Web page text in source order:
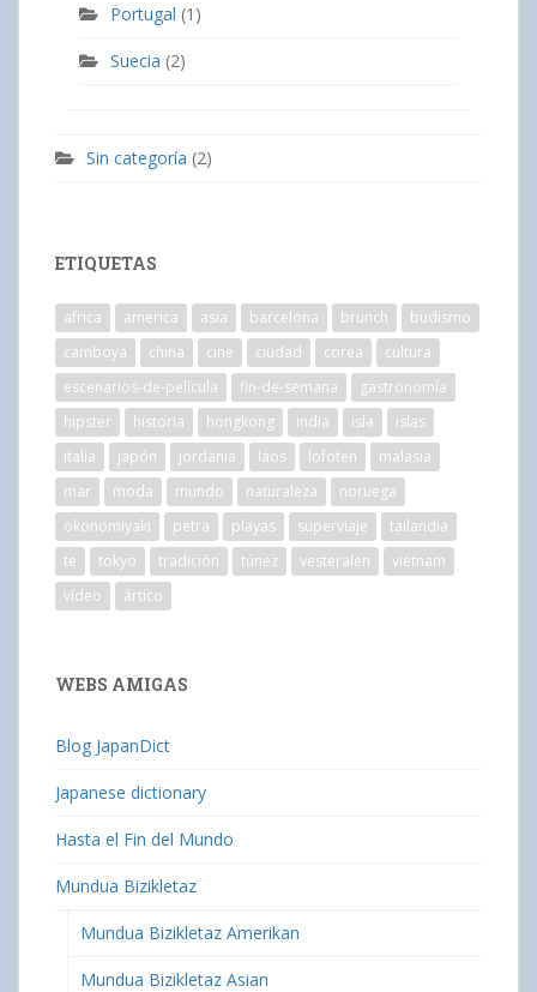
Portugal (1)
Suecia (2)
Sin categoría (2)
ETIQUETAS
africa america asia barcelona brunch
budismo
camboya
china cine ciudad corea
cultura
escenarios-de-película
fin-de-semana
gastronomía
hipster
historia hongkong india isla
islas
italia
japón jordania laos lofoten
malasia
mar
moda mundo naturaleza
noruega
okonomiyaki
petra playas superviaje
tailandia
te
tokyo tradición túnez vesteralen
vietnam
vídeo
ártico
WEBS AMIGAS
Blog JapanDict
Japanese dictionary
Hasta el Fin del Mundo
Mundua Bizikletaz
Mundua Bizikletaz Amerikan
Mundua Bizikletaz Asian